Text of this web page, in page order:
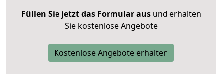
Füllen Sie jetzt das Formular ausund erhalten
Sie kostenlose Angebote
Kostenlose Angebote erhalten